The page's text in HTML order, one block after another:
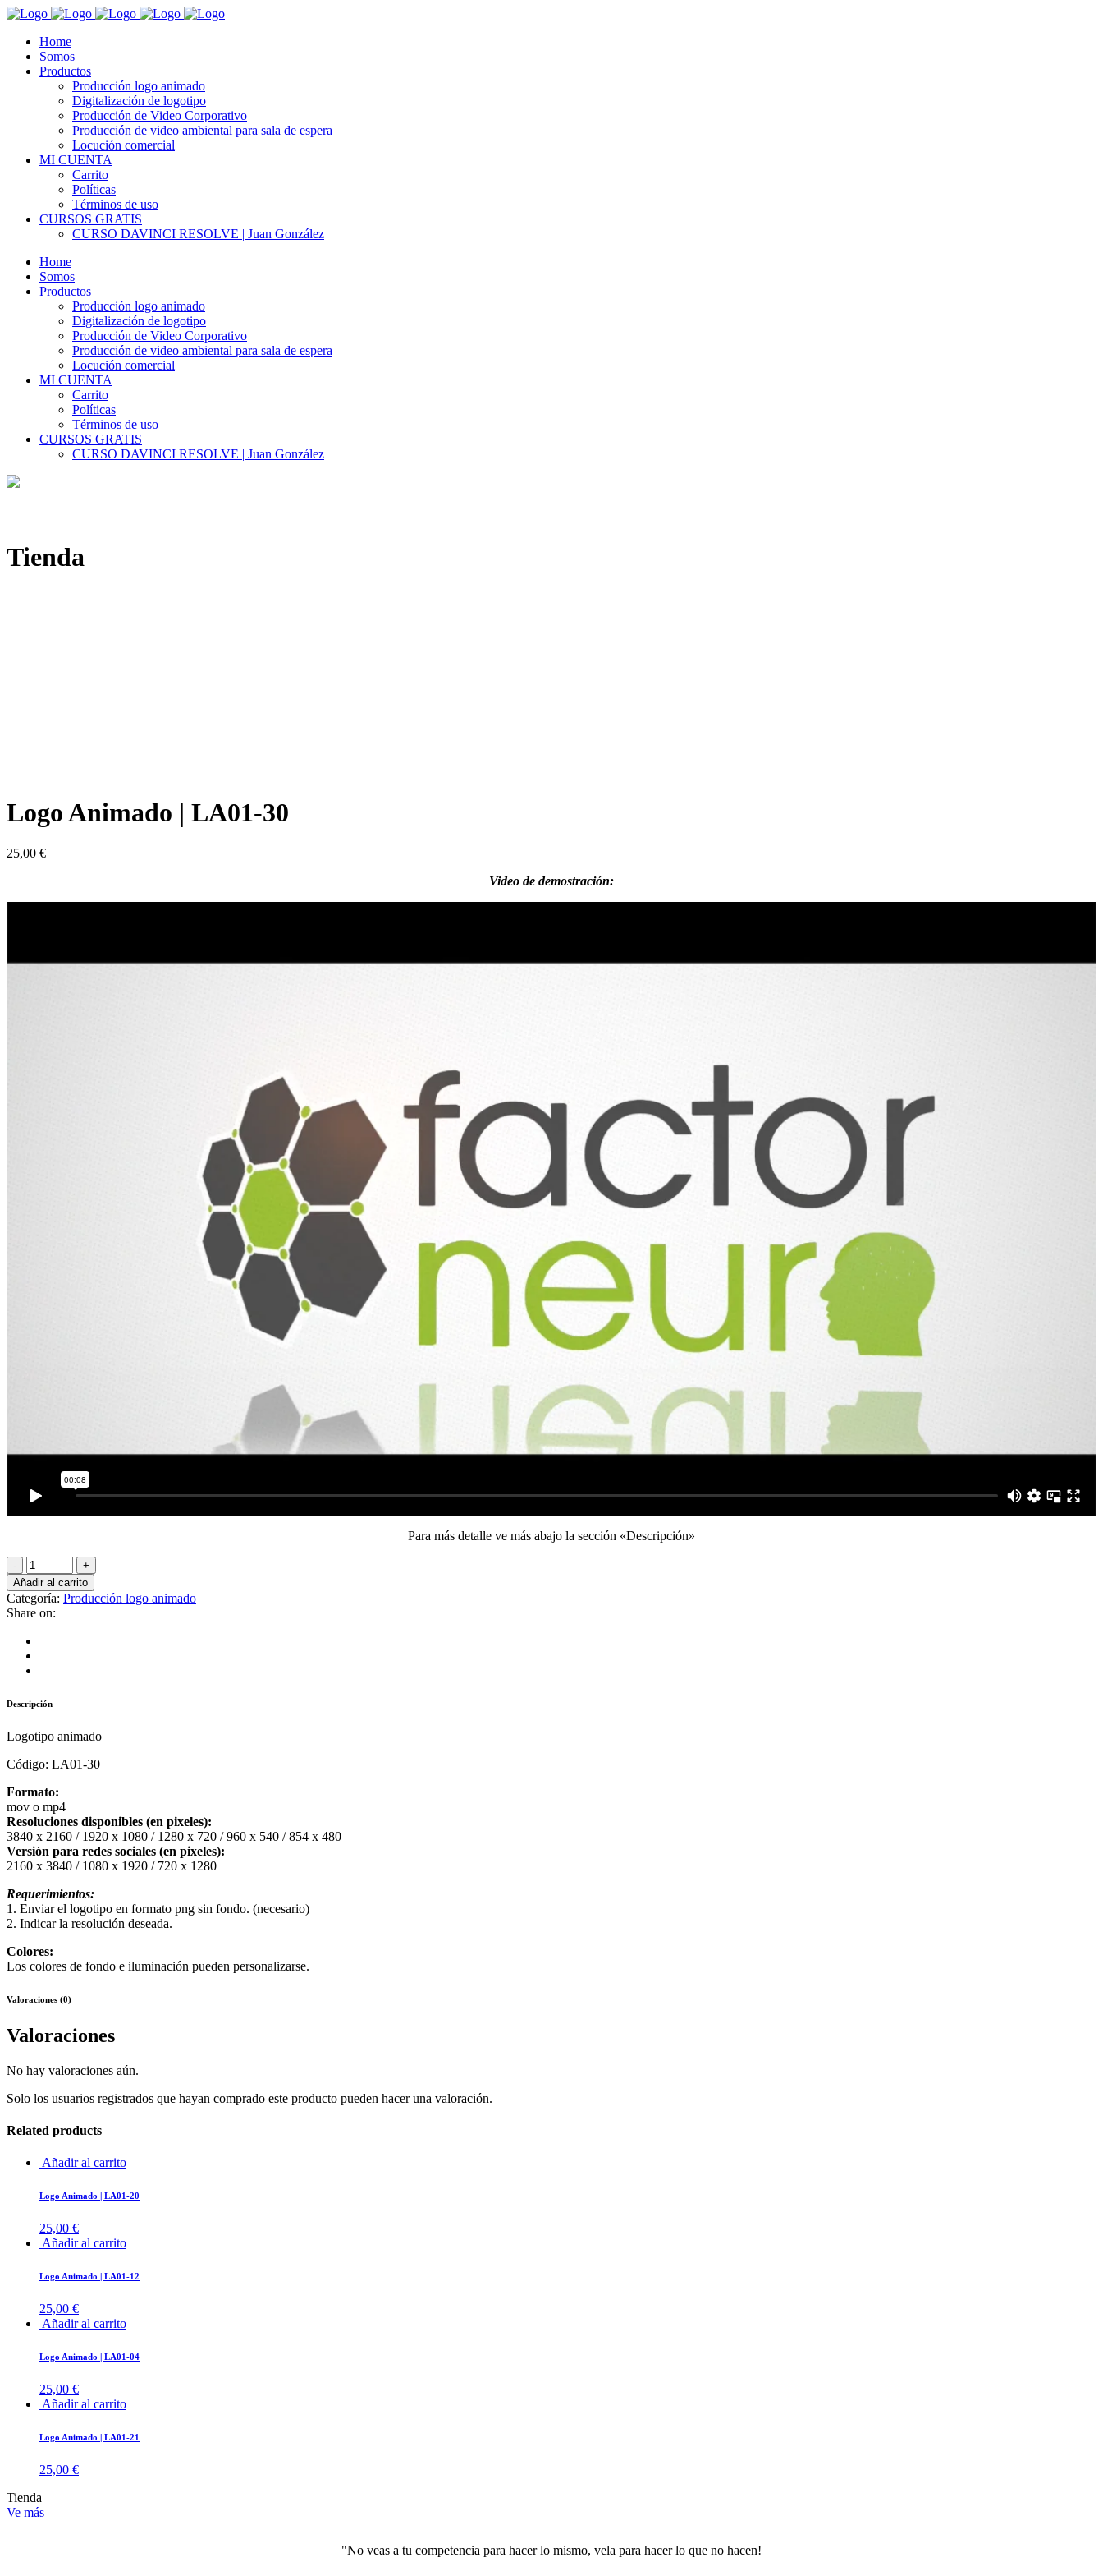
Home
Somos
Productos
Producción logo animado
Digitalización de logotipo
Producción de Video Corporativo
Producción de video ambiental para sala de espera
Locución comercial
MI CUENTA
Carrito
Políticas
Términos de uso
CURSOS GRATIS
CURSO DAVINCI RESOLVE | Juan González
Home
Somos
Productos
Producción logo animado
Digitalización de logotipo
Producción de Video Corporativo
Producción de video ambiental para sala de espera
Locución comercial
MI CUENTA
Carrito
Políticas
Términos de uso
CURSOS GRATIS
CURSO DAVINCI RESOLVE | Juan González
Tienda
Logo Animado | LA01-30
25,00 €
Video de demostración:
Para más detalle ve más abajo la sección «Descripción»
Añadir al carrito
Categoría: Producción logo animado
Share on:
Descripción
Logotipo animado
Código: LA01-30
Formato:
mov o mp4
Resoluciones disponibles (en pixeles):
3840 x 2160 / 1920 x 1080 / 1280 x 720 / 960 x 540 / 854 x 480
Versión para redes sociales (en pixeles):
2160 x 3840 / 1080 x 1920 / 720 x 1280
Requerimientos:
1. Enviar el logotipo en formato png sin fondo. (necesario)
2. Indicar la resolución deseada.
Colores:
Los colores de fondo e iluminación pueden personalizarse.
Valoraciones (0)
Valoraciones
No hay valoraciones aún.
Solo los usuarios registrados que hayan comprado este producto pueden hacer una valoración.
Related products
Añadir al carrito
Logo Animado | LA01-20
25,00 €
Añadir al carrito
Logo Animado | LA01-12
25,00 €
Añadir al carrito
Logo Animado | LA01-04
25,00 €
Añadir al carrito
Logo Animado | LA01-21
25,00 €
Tienda
Ve más
"No veas a tu competencia para hacer lo mismo, vela para hacer lo que no hacen!